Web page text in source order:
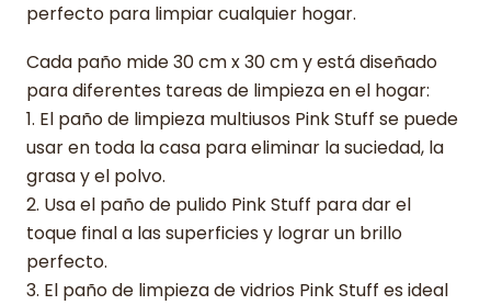
perfecto para limpiar cualquier hogar.
Cada paño mide 30 cm x 30 cm y está diseñado
para diferentes tareas de limpieza en el hogar:
1. El paño de limpieza multiusos Pink Stuff se puede
usar en toda la casa para eliminar la suciedad, la
grasa y el polvo.
2. Usa el paño de pulido Pink Stuff para dar el
toque final a las superficies y lograr un brillo
perfecto.
3. El paño de limpieza de vidrios Pink Stuff es ideal